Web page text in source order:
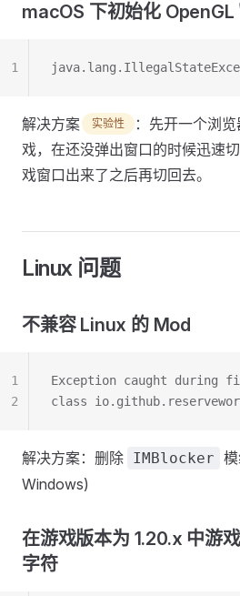
macOS 下初始化 OpenGL
1
解决方案 实验性
：先开一个浏
戏，在还没弹出窗口的时候迅速
戏窗口出来了之后再切回去。
Linux 问题
不兼容 Linux 的 Mod
Exception caught during
class
1
2
解决方案：删除 IMBlocker
Windows)
在游戏版本为 1.20.x 中游
字符